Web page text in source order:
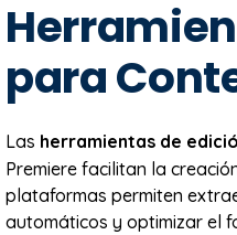
para
Las herramientas de
Premiere facilitan la
plataformas permiten
automáticos y optimizar el